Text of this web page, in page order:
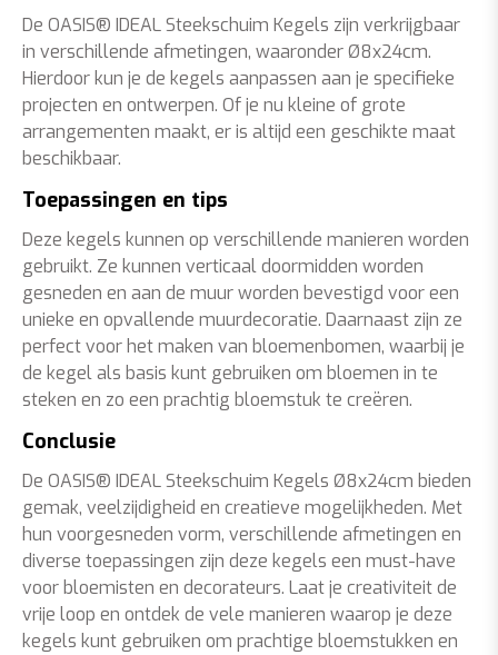
De OASIS® IDEAL Steekschuim Kegels zijn verkrijgbaar
in verschillende afmetingen, waaronder Ø8x24cm.
Hierdoor kun je de kegels aanpassen aan je specifieke
projecten en ontwerpen. Of je nu kleine of grote
arrangementen maakt, er is altijd een geschikte maat
beschikbaar.
Toepassingen en tips
Deze kegels kunnen op verschillende manieren worden
gebruikt. Ze kunnen verticaal doormidden worden
gesneden en aan de muur worden bevestigd voor een
unieke en opvallende muurdecoratie. Daarnaast zijn ze
perfect voor het maken van bloemenbomen, waarbij je
de kegel als basis kunt gebruiken om bloemen in te
steken en zo een prachtig bloemstuk te creëren.
Conclusie
De OASIS® IDEAL Steekschuim Kegels Ø8x24cm bieden
gemak, veelzijdigheid en creatieve mogelijkheden. Met
hun voorgesneden vorm, verschillende afmetingen en
diverse toepassingen zijn deze kegels een must-have
voor bloemisten en decorateurs. Laat je creativiteit de
vrije loop en ontdek de vele manieren waarop je deze
kegels kunt gebruiken om prachtige bloemstukken en